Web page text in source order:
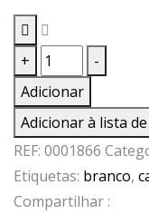
+
Quantidade
de
VINHO
B.QTA.DO
CARMO
0,75
-
Adicionar
Adicionar à lista
REF: 0001866
Etiquetas: branco,
Compartilhar :